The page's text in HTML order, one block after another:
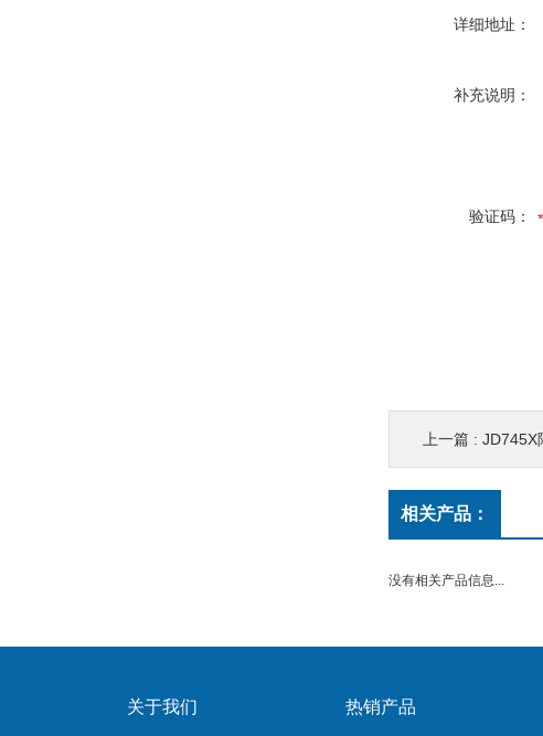
详细地址：
补充说明：
验证码：
上一篇 : JD745X
相关产品：
没有相关产品信息...
关于我们 热销产品